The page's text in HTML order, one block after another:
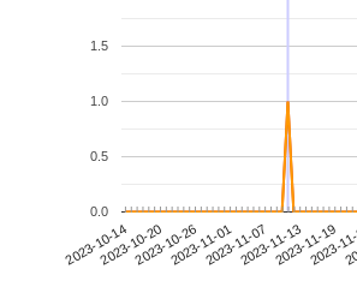
2023-10-142023-10-202023-10-262023-11-012023-11-072023-11-132023-11-19
2023-
0.0
0.5
1.0
1.5